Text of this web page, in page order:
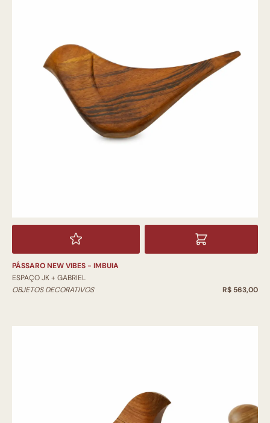
PÁSSARO NEW VIBES - IMBUIA
ESPAÇO JK + GABRIEL
OBJETOS DECORATIVOS
R$ 563,00